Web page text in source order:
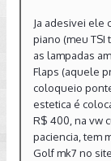
Ja adesivei ele
piano (meu
as lampadas
Flaps (aquele
coloqueio
estetica é
R$ 400, na vw
paciencia, tem
Golf mk7 no